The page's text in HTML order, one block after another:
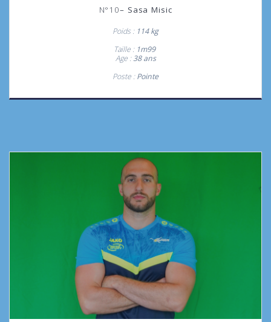
N°10– Sasa Misic
Poids : 114kg
Taille : 1m99
Age :38 ans
Poste :Pointe